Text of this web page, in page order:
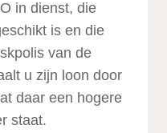
in dienst, die
is en die
van de
u zijn loon door
daar een hogere
staat.